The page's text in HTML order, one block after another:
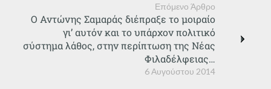
Επόμενο Άρθρο
6 Αυγούστου 2014
Ο Αντώνης Σαμαράς διέπραξε το μοιραίο
γι’ αυτόν και το υπάρχον πολιτικό
σύστημα λάθος, στην περίπτωση της Νέας
Φιλαδέλφειας…